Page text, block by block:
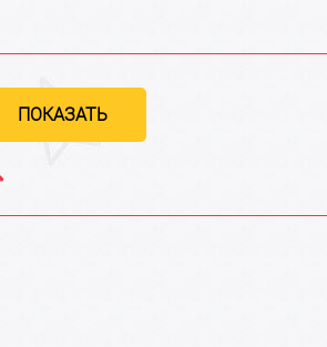
ПОКАЗАТЬ